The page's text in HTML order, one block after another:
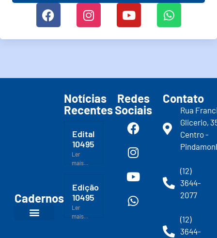
Cadernos
Notícias
Recentes
Edital
10495
Ler
mais...
Edição
10495
Ler
mais...
Redes
Sociais
Contato
Rua
Glicerio,
Centro -
(12)
3644-
2077
(12)
3644-